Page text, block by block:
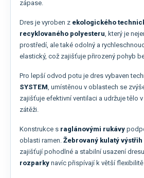
zápase.
Dres je vyroben z ekologického
recyklovaného polyesteru, který je
prostředí, ale také odolný a
elastický, což zajišťuje přirozený pohyb
Pro lepší odvod potu je dres vybaven
SYSTEM, umístěnou v oblastech se
zajišťuje efektivní ventilaci a udržuje tělo
zátěži.
Konstrukce s raglánovými rukávy
oblasti ramen. Žebrovaný kulatý
zajišťují pohodlné a stabilní usazení
rozparky navíc přispívají k větší